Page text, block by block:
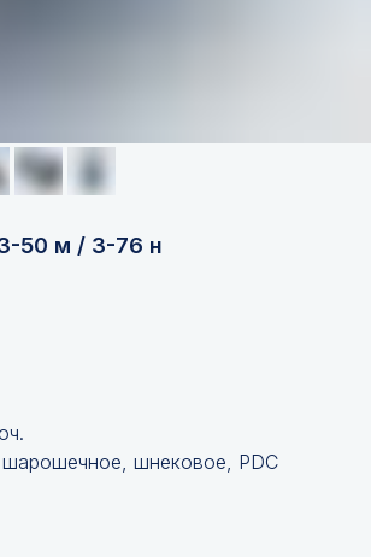
50 м / З-76 н
шнековое, PDC